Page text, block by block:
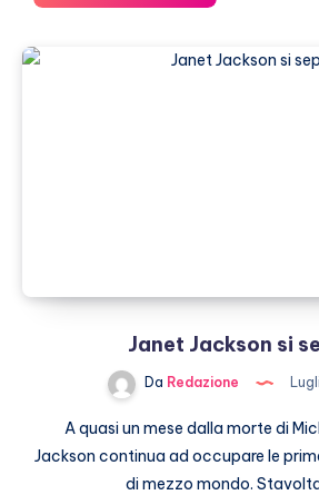
Jackson:
ancora
Janet Jackson si
Da Redazione
A quasi un mese dalla morte di
Jackson continua ad occupare le
di mezzo mondo.